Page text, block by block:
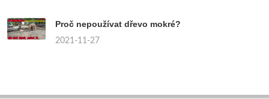
Proč nepoužívat dřevo mokré?
2021-11-27